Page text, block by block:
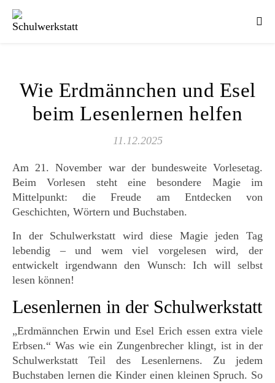
Wie Erdmännchen und Esel
beim Lesenlernen helfen
11.12.2025
Am 21. November war der bundesweite Vorlesetag.
Beim Vorlesen steht eine besondere Magie im
Mittelpunkt: die Freude am Entdecken von
Geschichten, Wörtern und Buchstaben.
In der Schulwerkstatt wird diese Magie jeden Tag
lebendig – und wem viel vorgelesen wird, der
entwickelt irgendwann den Wunsch: Ich will selbst
lesen können!
Lesenlernen in der Schulwerkstatt
„Erdmännchen Erwin und Esel Erich essen extra viele
Erbsen.“ Was wie ein Zungenbrecher klingt, ist in der
Schulwerkstatt Teil des Lesenlernens. Zu jedem
Buchstaben lernen die Kinder einen kleinen Spruch. So